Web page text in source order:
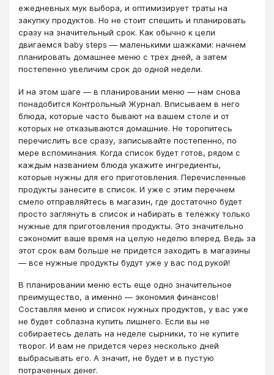
ежедневных мук выбора, и оптимизирует траты на
закупку продуктов. Но не стоит спешить и планировать
сразу на значительный срок. Как обычно к цели
двигаемся baby steps — маленькими шажками: начнем
планировать домашнее меню с трех дней, а затем
постепенно увеличим срок до одной недели.
И на этом шаге — в планировании меню — нам снова
понадобится Контрольный Журнал. Вписываем в него
блюда, которые часто бывают на вашем столе и от
которых не отказываются домашние. Не торопитесь
перечислить все сразу, записывайте постепенно, по
мере вспоминания. Когда список будет готов, рядом с
каждым названием блюда укажите ингредиенты,
которые нужны для его приготовления. Перечисленные
продукты занесите в список. И уже с этим перечнем
смело отправляйтесь в магазин, где достаточно будет
просто заглянуть в список и набирать в тележку только
нужные для приготовления продукты. Это значительно
сэкономит ваше время на целую неделю вперед. Ведь за
этот срок вам больше не придется заходить в магазины
— все нужные продукты будут уже у вас под рукой!
В планировании меню есть еще одно значительное
преимущество, а именно — экономия финансов!
Составляя меню и список нужных продуктов, у вас уже
не будет соблазна купить лишнего. Если вы не
собираетесь делать на неделе сырники, то не купите
творог. И вам не придется через несколько дней
выбрасывать его. А значит, не будет и в пустую
потраченных денег.